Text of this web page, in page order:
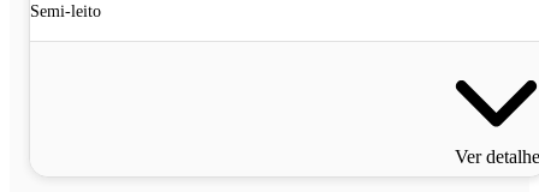
Semi-leito
Ver